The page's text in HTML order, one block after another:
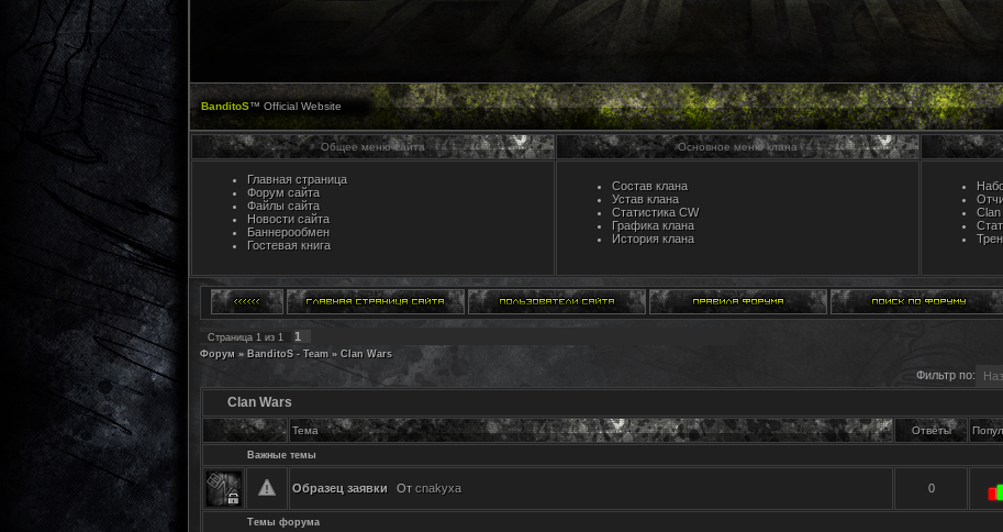
BanditoS™ Official Website
Общее меню сайта Основное меню клана
Главная страница
Форум сайта
Файлы сайта
Новости сайта
Баннерообмен
Гостевая книга
Состав клана
Устав клана
Статистика CW
Графика клана
История клана
Страница 1 из 1 1
Форум » BanditoS - Team » Clan Wars
Фильтр по:
Clan Wars
Тема Ответы
Важные темы
Образец заявки От cnakyxa 0
Темы форума